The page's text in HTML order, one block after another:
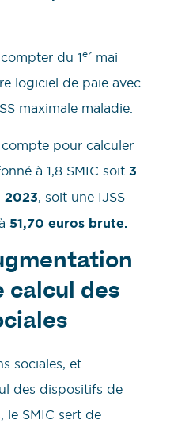
du 1er mai
logiciel de paie avec
maximale maladie.
pour calculer
à 1,8 SMIC soit 3
2023, soit une IJSS
51,70 euros brute.
calcul des
sociales, et
des dispositifs de
le SMIC sert de